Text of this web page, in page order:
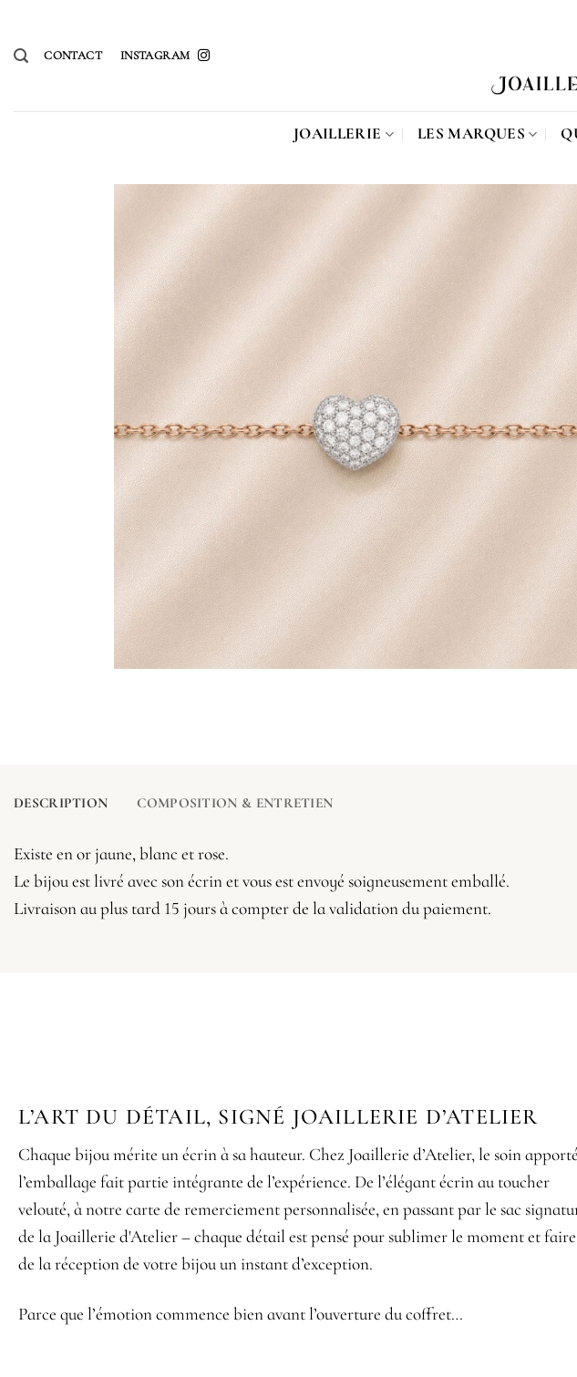
contenu
CONTACT INSTAGRAM
JOAILLERIE LES MARQUES
DESCRIPTION COMPOSITION & ENTRETIEN
Existe en or jaune, blanc et rose.
Le bijou est livré avec son écrin et vous est envoyé soigneusement emballé.
Livraison au plus tard 15 jours à compter de la validation du paiement.
L’ART DU DÉTAIL, SIGNÉ JOAILLERIE D’ATELIER
Chaque bijou mérite un écrin à sa hauteur. Chez Joaillerie d’Atelier, le soin
l’emballage fait partie intégrante de l’expérience. De l’élégant écrin au toucher
velouté, à notre carte de remerciement personnalisée, en passant par le sac
de la Joaillerie d'Atelier – chaque détail est pensé pour sublimer le moment et faire
de la réception de votre bijou un instant d’exception.
Parce que l’émotion commence bien avant l’ouverture du coffret…